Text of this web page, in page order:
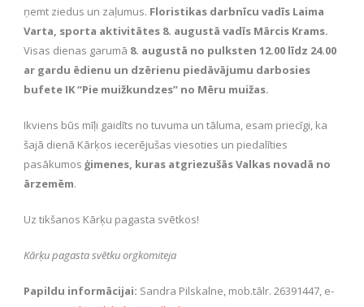
ņemt ziedus un zaļumus. Floristikas darbnīcu vadīs Laima
Varta, sporta aktivitātes 8. augustā vadīs Mārcis Krams.
Visas dienas garumā 8. augustā no pulksten 12.00 līdz 24.00
ar gardu ēdienu un dzērienu piedāvājumu darbosies
bufete IK “Pie muižkundzes” no Mēru muižas.
Ikviens būs mīļi gaidīts no tuvuma un tāluma, esam priecīgi, ka
šajā dienā Kārķos iecerējušas viesoties un piedalīties
pasākumos ģimenes, kuras atgriezušās Valkas novadā no
ārzemēm.
Uz tikšanos Kārķu pagasta svētkos!
Kārķu pagasta svētku orgkomiteja
Papildu informācijai: Sandra Pilskalne, mob.tālr. 26391447, e-